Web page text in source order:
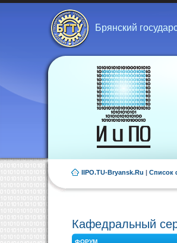
Брянский
IIPO.TU-Bryansk.Ru | Список
Кафедральный
ФОРУМ